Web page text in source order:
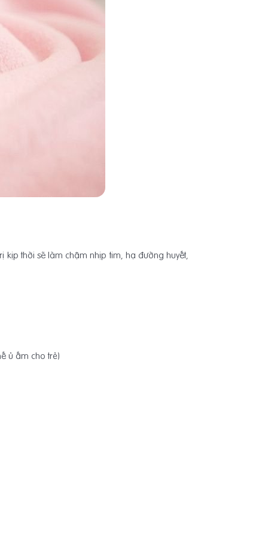
thời sẽ làm chậm nhịp tim, hạ đường huyết,
ủ ấm cho trẻ)